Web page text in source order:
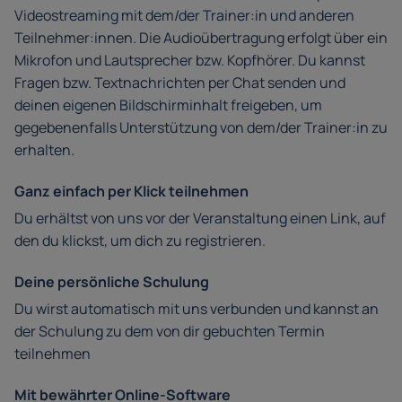
Videostreaming mit dem/der Trainer:in und anderen
Teilnehmer:innen. Die Audioübertragung erfolgt über ein
Mikrofon und Lautsprecher bzw. Kopfhörer. Du kannst
Fragen bzw. Textnachrichten per Chat senden und
deinen eigenen Bildschirminhalt freigeben, um
gegebenenfalls Unterstützung von dem/der Trainer:in zu
erhalten.
Ganz einfach per Klick teilnehmen
Du erhältst von uns vor der Veranstaltung einen Link, auf
den du klickst, um dich zu registrieren.
Deine persönliche Schulung
Du wirst automatisch mit uns verbunden und kannst an
der Schulung zu dem von dir gebuchten Termin
teilnehmen
Mit bewährter Online-Software